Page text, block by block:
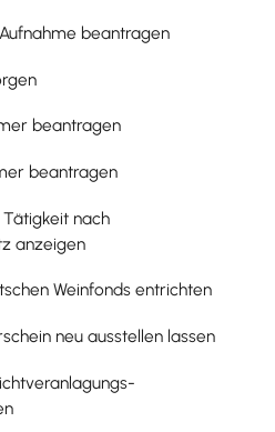
beantragen
beantragen
beantragen
nach
anzeigen
Weinfonds entrichten
neu ausstellen lassen